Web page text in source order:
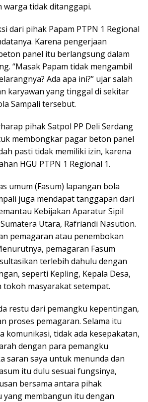
warga tidak ditanggapi.
dari pihak Papam PTPN 1 Regional
Karena pengerjaan
panel itu berlangsung dalam
“Masak Papam tidak mengambil
Ada apa ini?” ujar salah
karyawan yang tinggal di sekitar
Sampali tersebut.
pihak Satpol PP Deli Serdang
membongkar pagar beton panel
pasti tidak memiliki izin, karena
HGU PTPN 1 Regional 1.
umum (Fasum) lapangan bola
juga mendapat tanggapan dari
Kebijakan Aparatur Sipil
Utara, Rafriandi Nasution.
pemagaran atau penembokan
pemagaran Fasum
terlebih dahulu dengan
seperti Kepling, Kepala Desa,
tokoh masyarakat setempat.
restu dari pemangku kepentingan,
proses pemagaran. Selama itu
komunikasi, tidak ada kesepakatan,
dengan para pemangku
saran saya untuk menunda dan
itu dulu sesuai fungsinya,
bersama antara pihak
yang membangun itu dengan